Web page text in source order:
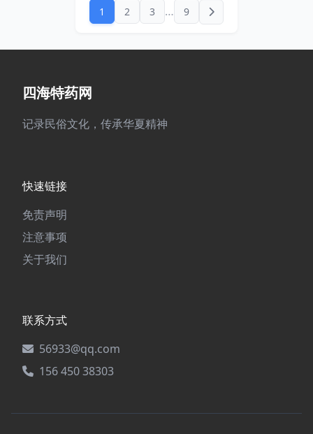
1 2 3 … 9
四海特药网
记录民俗文化，传承华夏精神
快速链接
免责声明
注意事项
关于我们
联系方式
56933@qq.com
156 450 38303